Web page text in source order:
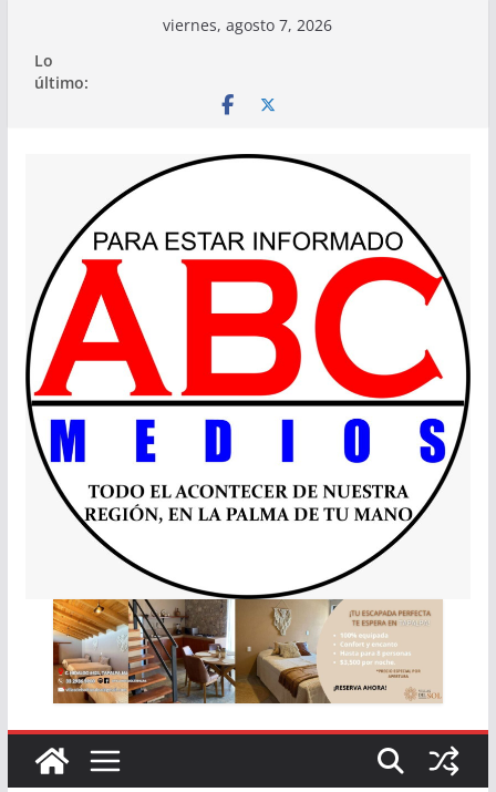
contenido
viernes, agosto 7, 2026
Lo
último: